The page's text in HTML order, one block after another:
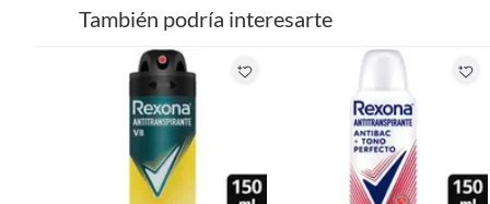
También podría interesarte